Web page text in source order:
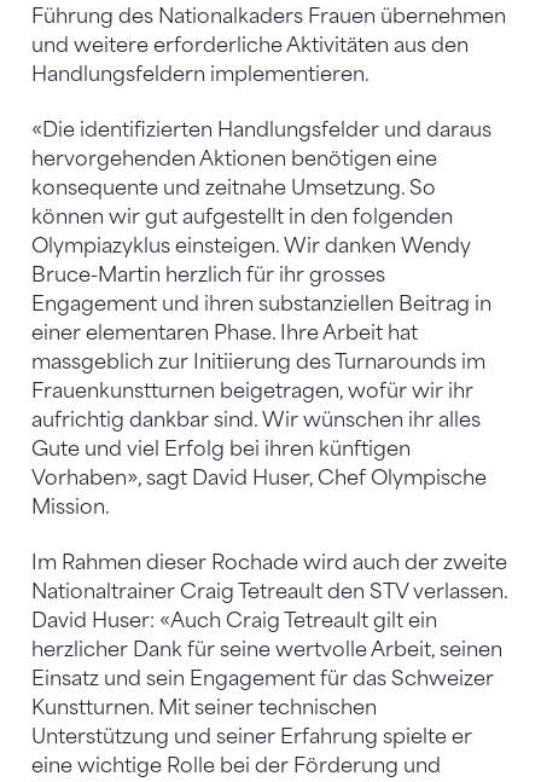
Führung des Nationalkaders Frauen übernehmen
und weitere erforderliche Aktivitäten aus den
Handlungsfeldern implementieren.
«Die identifizierten Handlungsfelder und daraus
hervorgehenden Aktionen benötigen eine
konsequente und zeitnahe Umsetzung. So
können wir gut aufgestellt in den folgenden
Olympiazyklus einsteigen. Wir danken Wendy
Bruce-Martin herzlich für ihr grosses
Engagement und ihren substanziellen Beitrag in
einer elementaren Phase. Ihre Arbeit hat
massgeblich zur Initiierung des Turnarounds im
Frauenkunstturnen beigetragen, wofür wir ihr
aufrichtig dankbar sind. Wir wünschen ihr alles
Gute und viel Erfolg bei ihren künftigen
Vorhaben», sagt David Huser, Chef Olympische
Mission.
Im Rahmen dieser Rochade wird auch der zweite
Nationaltrainer Craig Tetreault den STV verlassen.
David Huser: «Auch Craig Tetreault gilt ein
herzlicher Dank für seine wertvolle Arbeit, seinen
Einsatz und sein Engagement für das Schweizer
Kunstturnen. Mit seiner technischen
Unterstützung und seiner Erfahrung spielte er
eine wichtige Rolle bei der Förderung und